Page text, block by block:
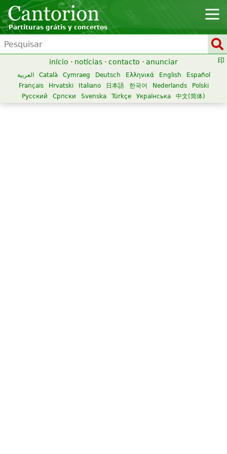
Partituras grátis y concertos
início · notícias · contacto · anunciar
العربية Català Cymraeg Deutsch Ελληνικά English
Español
Français
Hrvatski Italiano 日本語 한국어 Nederlands
Polski
Русский
Српски Svenska Türkçe Українська 中文(简体)